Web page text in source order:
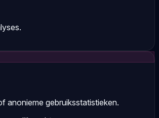
anonieme gebruiksstatistieken.